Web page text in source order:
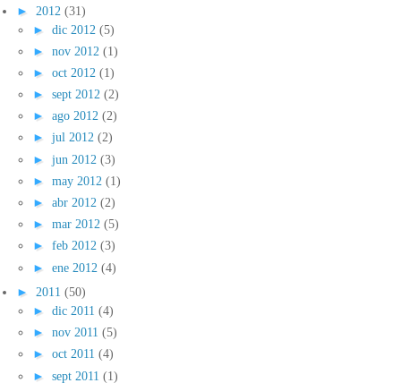
► 2012 (31)
► dic 2012 (5)
► nov 2012 (1)
► oct 2012 (1)
► sept 2012 (2)
► ago 2012 (2)
► jul 2012 (2)
► jun 2012 (3)
► may 2012 (1)
► abr 2012 (2)
► mar 2012 (5)
► feb 2012 (3)
► ene 2012 (4)
► 2011 (50)
► dic 2011 (4)
► nov 2011 (5)
► oct 2011 (4)
► sept 2011 (1)